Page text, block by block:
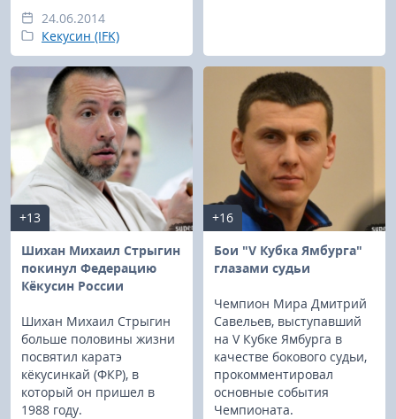
24.06.2014
Кекусин (IFK)
+13
Шихан Михаил Стрыгин
покинул Федерацию
Кёкусин России
Шихан Михаил Стрыгин
больше половины жизни
посвятил каратэ
кёкусинкай (ФКР), в
который он пришел в
1988 году.
+16
Бои "V Кубка Ямбурга"
глазами судьи
Чемпион Мира Дмитрий
Савельев, выступавший
на V Кубке Ямбурга в
качестве бокового судьи,
прокомментировал
основные события
Чемпионата.